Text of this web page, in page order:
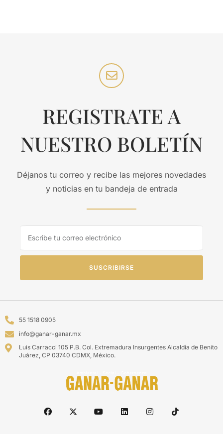
REGISTRATE A
NUESTRO BOLETÍN
Déjanos tu correo y recibe las mejores novedades
y noticias en tu bandeja de entrada
SUSCRIBIRSE
55 1518 0905
info@ganar-ganar.mx
Luis Carracci 105 P.B. Col. Extremadura Insurgentes Alcaldía de Benito
Juárez, CP 03740 CDMX, México.